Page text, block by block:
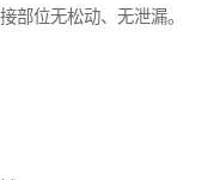
部位无松动、无泄漏。